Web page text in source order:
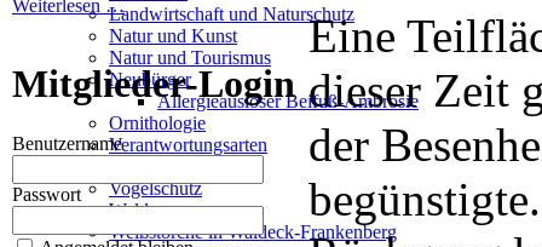
Landwirtschaft und Naturschutz
Natur und Kunst
Natur und Tourismus
Neubürger
Allergieauslöser Beifuß-Ambrosie
Ornithologie
Verantwortungsarten
Vogelschutz
Wald
Weißstörche in Waldeck-Frankenberg
Weiterlesen …
Mitglieder-Login
Benutzername
Passwort
Eine
dieser Zeit
der